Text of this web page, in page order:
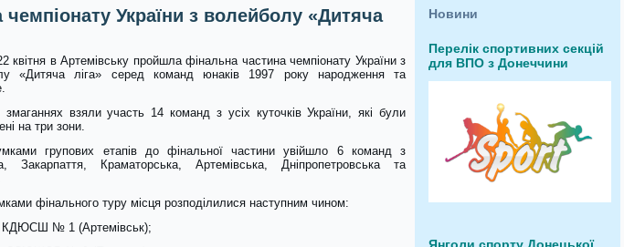
України з волейболу «Дитяча
квітня в Артемівську пройшла фінальна частина чемпіонату України з
«Дитяча ліга» серед команд юнаків 1997 року народження та
змаганнях взяли участь 14 команд з усіх куточків України, які були
на три зони.
групових етапів до фінальної частини увійшло 6 команд з
Закарпаття, Краматорська, Артемівська, Дніпропетровська та
фінального туру місця розподілилися наступним чином:
КДЮСШ № 1 (Артемівськ);
Новини
Перелік спортивних секцій
для ВПО з Донеччини